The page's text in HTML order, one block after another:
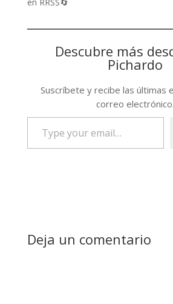
Descubre más
Pichardo
Suscríbete y recibe las últimas
correo electrónico.
email…
Deja un comentario